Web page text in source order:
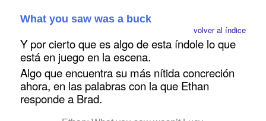
What you saw was a buck
volver al índice
Y por cierto que es algo de esta índole lo que
está en juego en la escena.
Algo que encuentra su más nítida concreción
ahora, en las palabras con la que Ethan
responde a Brad.